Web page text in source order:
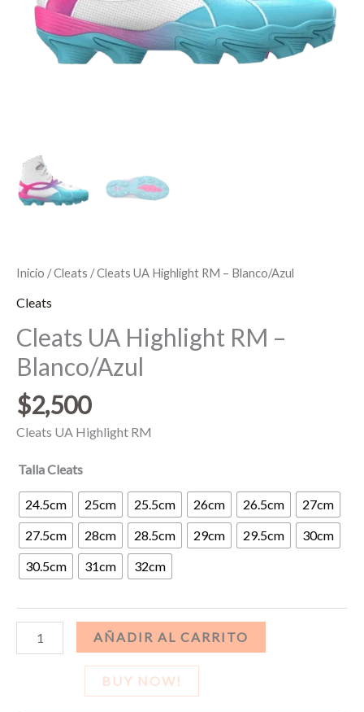
Inicio /Cleats / Cleats UA Highlight RM – Blanco/Azul
Cleats
Cleats UA Highlight RM –
Blanco/Azul
$2,500
Cleats UA Highlight RM
Talla Cleats
24.5cm 25cm 25.5cm 26cm 26.5cm
27cm
27.5cm
28cm 28.5cm 29cm 29.5cm
30cm
30.5cm
31cm 32cm
Cleats
UA
AÑADIR AL CARRITO
BUY NOW!